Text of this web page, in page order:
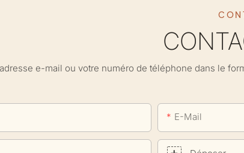
e-mail ou votre numéro de téléphone dans le
E-Mail